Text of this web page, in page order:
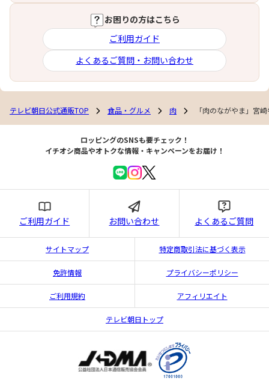
お困りの方はこちら
ご利用ガイド
よくあるご質問・お問い合わせ
テレビ朝日公式通販TOP 食品・グルメ 肉 「肉のながやま」宮
ロッピングのSNSも要チェック！
イチオシ商品やオトクな情報・キャンペーンをお届け！
ご利用ガイド お問い合わせ よくあるご質問
サイトマップ 特定商取引法に基づく表示
免許情報 プライバシーポリシー
ご利用規約 アフィリエイト
テレビ朝日トップ